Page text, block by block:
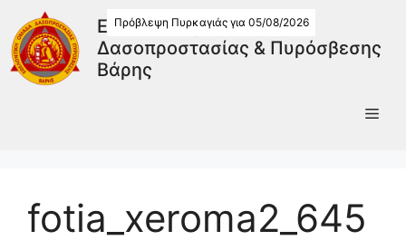
Εθελοντική Ομάδα
Δασοπροστασίας & Πυρόσβεσης
Βάρης
Πρόβλεψη Πυρκαγιάς για 05/08/2026
fotia_xeroma2_645